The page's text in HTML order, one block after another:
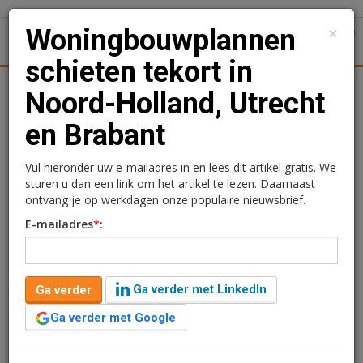
Uitgelicht Achtergronden
Woningbouwplannen
schieten tekort in Noord-
Holland, Utrecht en
Brabant
Rogier Hentenaar
23 april 2018 om 14:01
8 jaar geleden aangepast
1 minuut leestijd
Er moet haast worden gemaakt om meer zachte
×
Woningbouwplannen
schieten tekort in
Noord-Holland, Utrecht
en Brabant
Vul hieronder uw e-mailadres in en lees dit artikel gratis. We
sturen u dan een link om het artikel te lezen. Daarnaast
ontvang je op werkdagen onze populaire nieuwsbrief.
E-mailadres*:
Ga verder
Ga verder met LinkedIn
Ga verder met Google